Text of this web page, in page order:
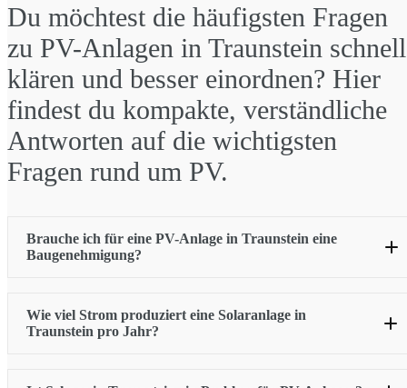
Du möchtest die häufigsten Fragen
zu PV-Anlagen in Traunstein schnell
klären und besser einordnen? Hier
findest du kompakte, verständliche
Antworten auf die wichtigsten
Fragen rund um PV.
Brauche ich für eine PV-Anlage in Traunstein eine
Baugenehmigung?
Wie viel Strom produziert eine Solaranlage in
Traunstein pro Jahr?